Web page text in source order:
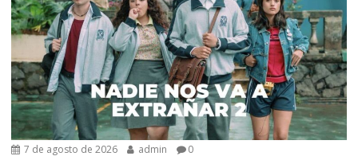
7 de agosto de 2026 admin 0